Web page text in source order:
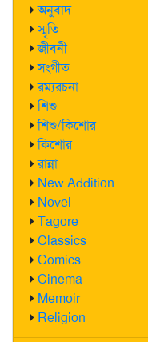
অনুবাদ
স্মৃতি
জীবনী
সংগীত
রম্যরচনা
শিশু
শিশু/কিশোর
কিশোর
রান্না
New Addition
Novel
Tagore
Classics
Comics
Cinema
Memoir
Religion